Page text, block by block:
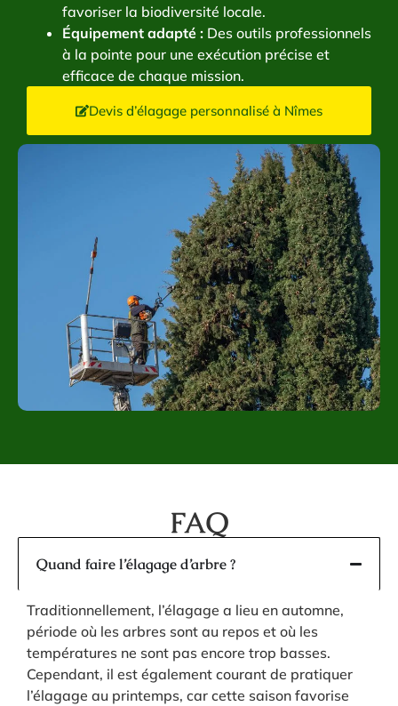
favoriser la biodiversité locale.
Équipement adapté : Des outils professionnels
à la pointe pour une exécution précise et
efficace de chaque mission.
Devis d’élagage personnalisé à Nîmes
FAQ
Quand faire l’élagage d’arbre ?
Traditionnellement, l’élagage a lieu en automne,
période où les arbres sont au repos et où les
températures ne sont pas encore trop basses.
Cependant, il est également courant de pratiquer
l’élagage au printemps, car cette saison favorise